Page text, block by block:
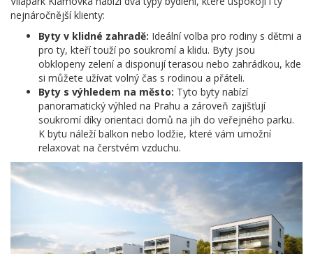
nejnáročnější klienty:
Byty v klidné zahradě: Ideální volba pro rodiny s dětmi a
pro ty, kteří touží po soukromí a klidu. Byty jsou
obklopeny zelení a disponují terasou nebo zahrádkou, kde
si můžete užívat volný čas s rodinou a přáteli.
Byty s výhledem na město: Tyto byty nabízí
panoramatický výhled na Prahu a zároveň zajišťují
soukromí díky orientaci domů na jih do veřejného parku.
K bytu náleží balkon nebo lodžie, které vám umožní
relaxovat na čerstvém vzduchu.